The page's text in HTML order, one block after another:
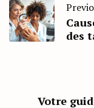
des
Votre